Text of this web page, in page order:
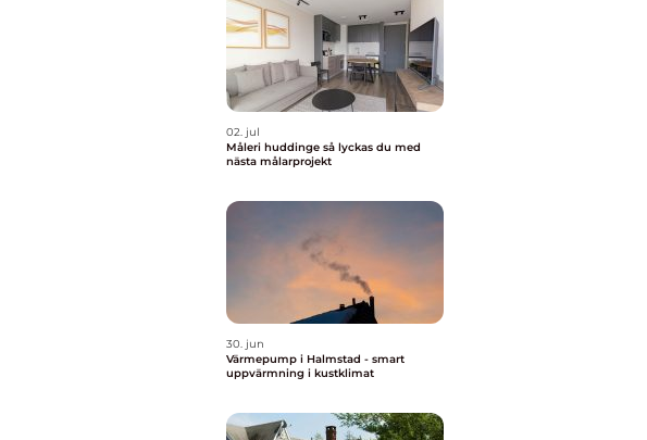
02. jul
Måleri huddinge så lyckas du med
nästa målarprojekt
30. jun
Värmepump i Halmstad - smart
uppvärmning i kustklimat